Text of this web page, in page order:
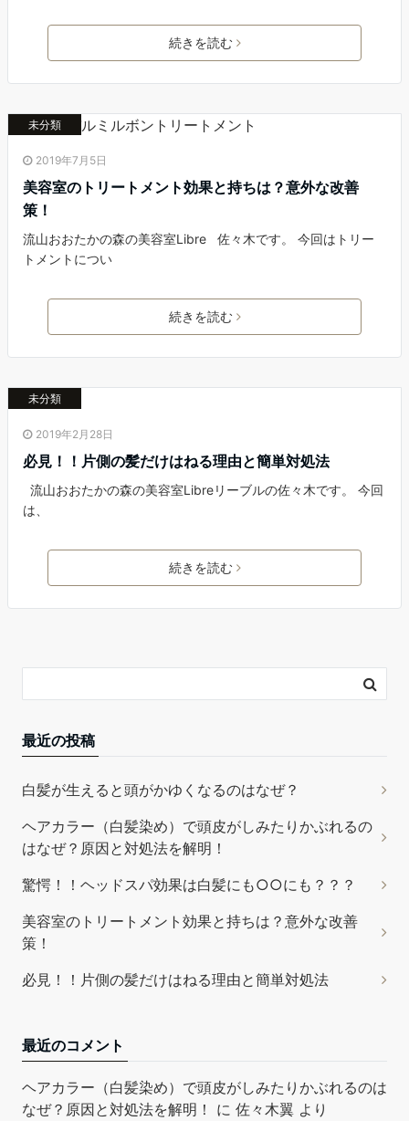
続きを読む
未分類
2019年7月5日
美容室のトリートメント効果と持ちは？意外な改善
策！
流山おおたかの森の美容室Libre 佐々木です。 今回はトリー
トメントについ
続きを読む
未分類
2019年2月28日
必見！！片側の髪だけはねる理由と簡単対処法
流山おおたかの森の美容室Libreリーブルの佐々木です。 今回
は、
続きを読む
最近の投稿
白髪が生えると頭がかゆくなるのはなぜ？
ヘアカラー（白髪染め）で頭皮がしみたりかぶれるの
はなぜ？原因と対処法を解明！
驚愕！！ヘッドスパ効果は白髪にも○○にも？？？
美容室のトリートメント効果と持ちは？意外な改善
策！
必見！！片側の髪だけはねる理由と簡単対処法
最近のコメント
ヘアカラー（白髪染め）で頭皮がしみたりかぶれるのは
なぜ？原因と対処法を解明！
に 佐々木翼 より